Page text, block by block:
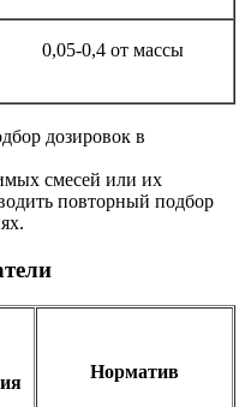
от массы
дозировок в
смесей или их
повторный подбор
Норматив